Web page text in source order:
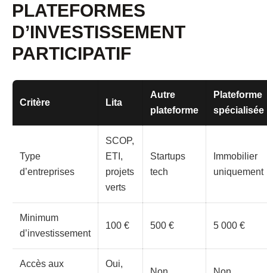
PLATEFORMES
D’INVESTISSEMENT
PARTICIPATIF
Critère Lita
Autre
plateforme
Plateforme
spécialisée
Type
d’entreprises
SCOP,
ETI,
projets
verts
Startups
tech
Immobilier
uniquement
Minimum
d’investissement
100 € 500 € 5 000 €
Accès aux
Oui,